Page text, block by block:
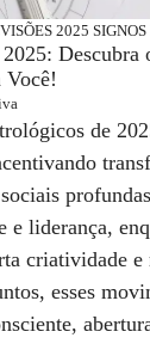
2025
Descubra
Você!
de
e liderança,
criatividade e
esses